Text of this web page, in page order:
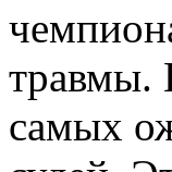
травмы.
самых